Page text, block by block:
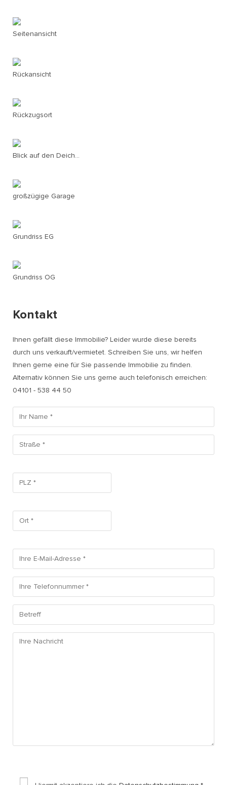
Seitenansicht
Rückansicht
Rückzugsort
Blick auf den Deich...
großzügige Garage
Grundriss EG
Grundriss OG
Kontakt
Ihnen gefällt diese Immobilie? Leider wurde diese bereits
durch uns verkauft/vermietet. Schreiben Sie uns, wir helfen
Ihnen gerne eine für Sie passende Immobilie zu finden.
Alternativ können Sie uns gerne auch telefonisch erreichen:
04101 - 538 44 50